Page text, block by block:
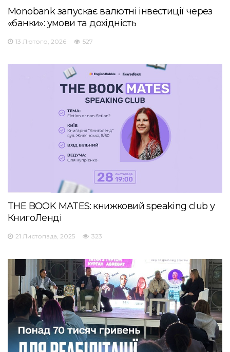
Monobank запускає валютні інвестиції через
«банки»: умови та дохідність
13 Лютого, 2026 527
THE BOOK MATES: книжковий speaking club у
КнигоЛенді
21 Листопада, 2025 323